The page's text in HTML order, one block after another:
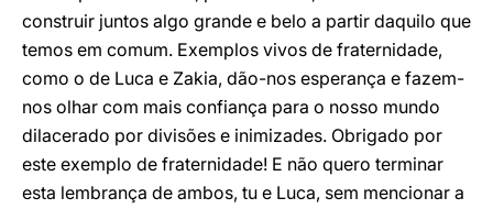
construir juntos algo grande e belo a partir daquilo que
temos em comum. Exemplos vivos de fraternidade,
como o de Luca e Zakia, dão-nos esperança e fazem-
nos olhar com mais confiança para o nosso mundo
dilacerado por divisões e inimizades. Obrigado por
este exemplo de fraternidade! E não quero terminar
esta lembrança de ambos, tu e Luca, sem mencionar a